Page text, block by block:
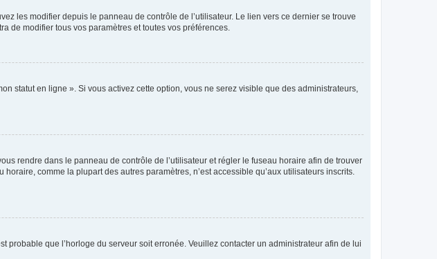
les modifier depuis le panneau de contrôle de l’utilisateur. Le lien vers ce dernier se trouve
de modifier tous vos paramètres et toutes vos préférences.
statut en ligne ». Si vous activez cette option, vous ne serez visible que des administrateurs,
rendre dans le panneau de contrôle de l’utilisateur et régler le fuseau horaire afin de trouver
comme la plupart des autres paramètres, n’est accessible qu’aux utilisateurs inscrits.
probable que l’horloge du serveur soit erronée. Veuillez contacter un administrateur afin de lui